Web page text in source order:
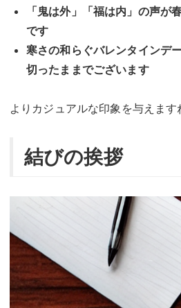
「鬼は外」「福は内」の声が
です
寒さの和らぐバレンタインデ
切ったままでございます
よりカジュアルな印象を与えます
結びの挨拶